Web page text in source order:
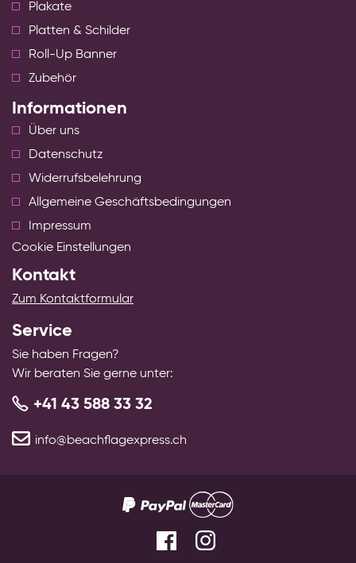
Plakate
Platten & Schilder
Roll-Up Banner
Zubehör
Informationen
Über uns
Datenschutz
Widerrufsbelehrung
Allgemeine Geschäftsbedingungen
Impressum
Cookie Einstellungen
Kontakt
Zum Kontaktformular
Service
Sie haben Fragen?
Wir beraten Sie gerne unter:
+41 43 588 33 32
info@beachflagexpress.ch